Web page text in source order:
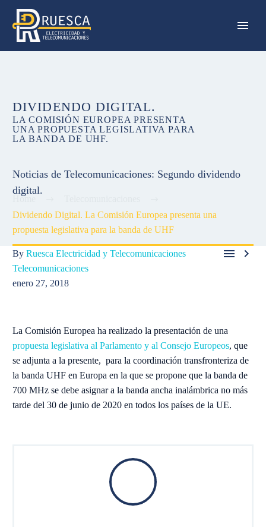
DIVIDENDO DIGITAL.
LA COMISIÓN EUROPEA PRESENTA
UNA PROPUESTA LEGISLATIVA PARA
LA BANDA DE UHF.
Noticias de Telecomunicaciones: Segundo dividendo
digital.
Home
Dividendo Digital. La Comisión Europea presenta una
propuesta legislativa para la banda de UHF
 
By Ruesca Electricidad y Telecomunicaciones
Telecomunicaciones
enero 27, 2018
La Comisión Europea ha realizado la presentación de una
propuesta legislativa al Parlamento y al Consejo Europeos, que
se adjunta a la presente, para la coordinación transfronteriza de
la banda UHF en Europa en la que se propone que la banda de
700 MHz se debe asignar a la banda ancha inalámbrica no más
tarde del 30 de junio de 2020 en todos los países de la UE.